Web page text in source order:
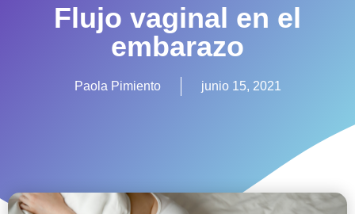
Flujo vaginal en el
embarazo
Paola Pimiento junio 15, 2021